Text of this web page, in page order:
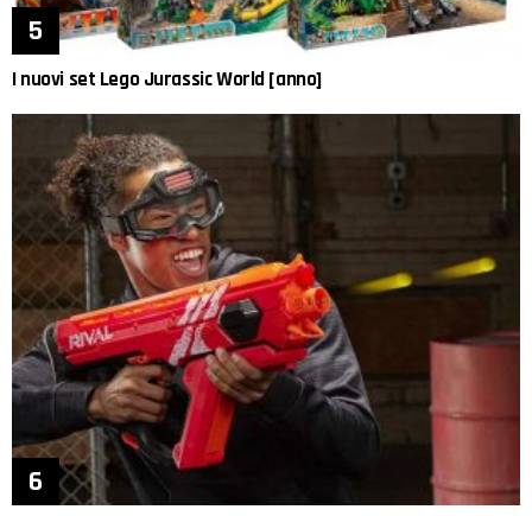
I nuovi set Lego Jurassic World [anno]